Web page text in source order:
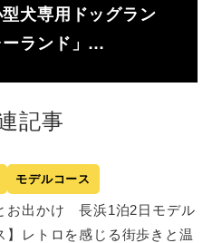
型犬専用ドッグラン
ーランド」…
記事
モデルコース
お出かけ 長浜1泊2日モデル
】レトロを感じる街歩きと温